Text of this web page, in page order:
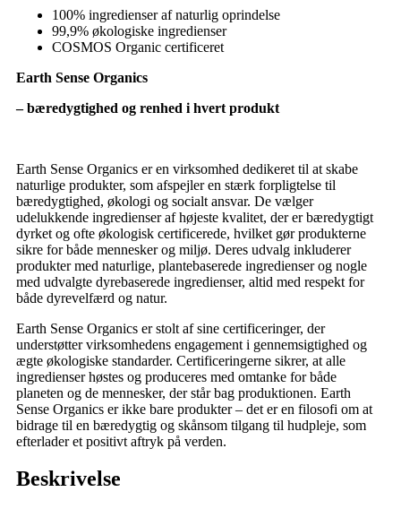
100% ingredienser af naturlig oprindelse
99,9% økologiske ingredienser
COSMOS Organic certificeret
Earth Sense Organics
– bæredygtighed og renhed i hvert produkt
Earth Sense Organics er en virksomhed dedikeret til at skabe
naturlige produkter, som afspejler en stærk forpligtelse til
bæredygtighed, økologi og socialt ansvar. De vælger
udelukkende ingredienser af højeste kvalitet, der er bæredygtigt
dyrket og ofte økologisk certificerede, hvilket gør produkterne
sikre for både mennesker og miljø. Deres udvalg inkluderer
produkter med naturlige, plantebaserede ingredienser og nogle
med udvalgte dyrebaserede ingredienser, altid med respekt for
både dyrevelfærd og natur.
Earth Sense Organics er stolt af sine certificeringer, der
understøtter virksomhedens engagement i gennemsigtighed og
ægte økologiske standarder. Certificeringerne sikrer, at alle
ingredienser høstes og produceres med omtanke for både
planeten og de mennesker, der står bag produktionen. Earth
Sense Organics er ikke bare produkter – det er en filosofi om at
bidrage til en bæredygtig og skånsom tilgang til hudpleje, som
efterlader et positivt aftryk på verden.
Beskrivelse